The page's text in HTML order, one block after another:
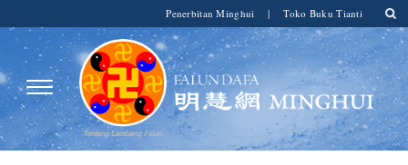
Penerbitan Minghui | Toko Buku Tianti